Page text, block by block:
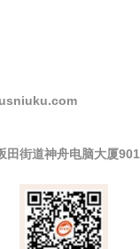
田街道神舟电脑大厦901